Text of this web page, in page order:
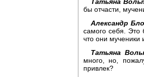
бы отчасти,
Александр
самого себя. Это
что они мученики
Татьяна
много, но,
привлек?